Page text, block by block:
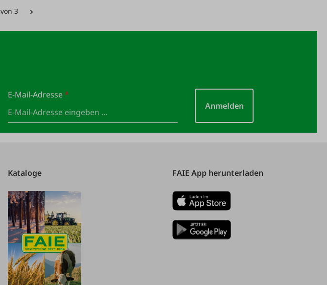
von 3
E-Mail-Adresse*
Anmelden
Kataloge FAIE App herunterladen